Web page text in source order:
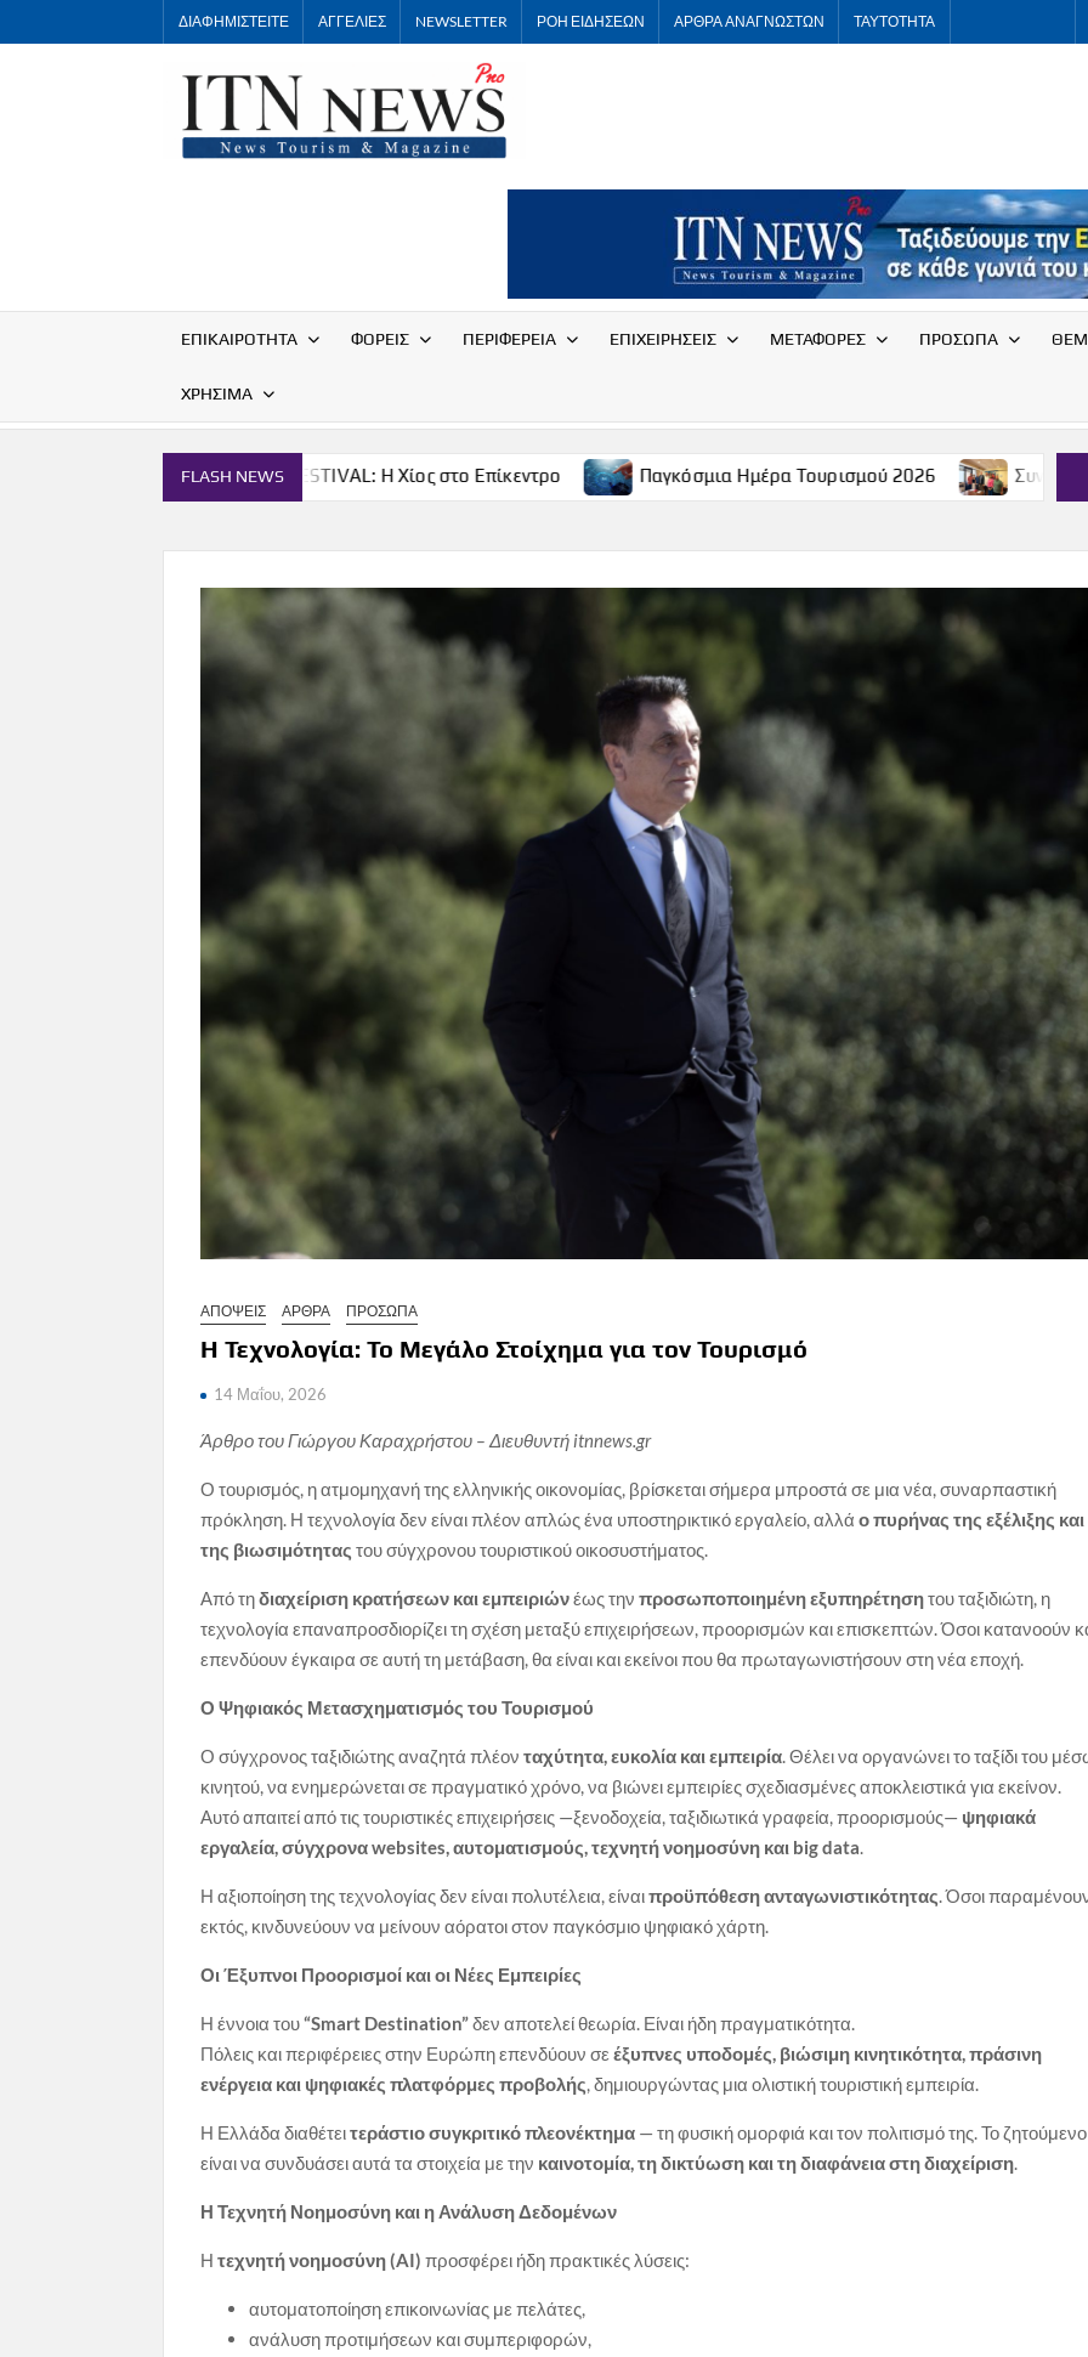
to
ΔΙΑΦΗΜΙΣΤΕΙΤΕ ΑΓΓΕΛΙΕΣ NEWSLETTER ΡΟΗ ΕΙΔΗΣΕΩΝ ΑΡΘΡΑ ΑΝΑΓΝΩΣΤΩΝ ΤΑΥΤΟΤΗΤΑ
News
ΕΠΙΚΑΙΡΟΤΗΤΑ ΦΟΡΕΙΣ ΠΕΡΙΦΕΡΕΙΑ ΕΠΙΧΕΙΡΗΣΕΙΣ ΜΕΤΑΦΟΡΕΣ ΠΡΟΣΩΠΑ
ΧΡΗΣΙΜΑ
FLASH NEWS
THE CHIOS FESTIVAL: Η Χίος στο Επίκεντρο Παγκόσμια Ημέρα Τουρισμού 2026 Συνάντηση του
ΑΠΟΨΕΙΣ ΑΡΘΡΑ ΠΡΟΣΩΠΑ
Η Τεχνολογία: Το Μεγάλο Στοίχημα για τον Τουρισμό
14 Μαΐου, 2026
Άρθρο του Γιώργου Καραχρήστου – Διευθυντή itnnews.gr
Ο τουρισμός, η ατμομηχανή της ελληνικής οικονομίας, βρίσκεται σήμερα μπροστά σε μια νέα, συναρπαστική
πρόκληση. Η τεχνολογία δεν είναι πλέον απλώς ένα υποστηρικτικό εργαλείο, αλλάο πυρήνας της εξέλιξης και
της βιωσιμότητας του σύγχρονου τουριστικού οικοσυστήματος.
Από τηδιαχείριση κρατήσεων και εμπειριώνέως τηνπροσωποποιημένη εξυπηρέτησητου ταξιδιώτη, η
τεχνολογία επαναπροσδιορίζει τη σχέση μεταξύ επιχειρήσεων, προορισμών και επισκεπτών. Όσοι κατανοούν
επενδύουν έγκαιρα σε αυτή τη μετάβαση, θα είναι και εκείνοι που θα πρωταγωνιστήσουν στη νέα εποχή.
Ο Ψηφιακός Μετασχηματισμός του Τουρισμού
Ο σύγχρονος ταξιδιώτης αναζητά πλέονταχύτητα, ευκολία και εμπειρία. Θέλει να οργανώνει το ταξίδι του
κινητού, να ενημερώνεται σε πραγματικό χρόνο, να βιώνει εμπειρίες σχεδιασμένες αποκλειστικά για εκείνον.
Αυτό απαιτεί από τις τουριστικές επιχειρήσεις —ξενοδοχεία, ταξιδιωτικά γραφεία, προορισμούς— ψηφιακά
εργαλεία, σύγχρονα websites, αυτοματισμούς, τεχνητή νοημοσύνη και big data.
Η αξιοποίηση της τεχνολογίας δεν είναι πολυτέλεια, είναιπροϋπόθεση ανταγωνιστικότητας. Όσοι
εκτός, κινδυνεύουν να μείνουν αόρατοι στον παγκόσμιο ψηφιακό χάρτη.
Οι Έξυπνοι Προορισμοί και οι Νέες Εμπειρίες
Η έννοια του“Smart Destination”δεν αποτελεί θεωρία. Είναι ήδη πραγματικότητα.
Πόλεις και περιφέρειες στην Ευρώπη επενδύουν σεέξυπνες υποδομές, βιώσιμη κινητικότητα, πράσινη
ενέργεια και ψηφιακές πλατφόρμες προβολής, δημιουργώντας μια ολιστική τουριστική εμπειρία.
Η Ελλάδα διαθέτειτεράστιο συγκριτικό πλεονέκτημα — τη φυσική ομορφιά και τον πολιτισμό της. Το ζητούμενο
είναι να συνδυάσει αυτά τα στοιχεία με την καινοτομία, τη δικτύωση και τη διαφάνεια στη διαχείριση.
Η Τεχνητή Νοημοσύνη και η Ανάλυση Δεδομένων
Ητεχνητή νοημοσύνη (AI) προσφέρει ήδη πρακτικές λύσεις:
αυτοματοποίηση επικοινωνίας με πελάτες,
ανάλυση προτιμήσεων και συμπεριφορών,